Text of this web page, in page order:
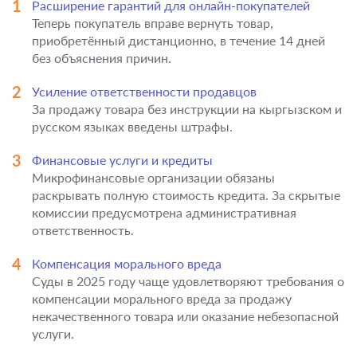
Расширение гарантий для онлайн-покупателей
Теперь покупатель вправе вернуть товар,
приобретённый дистанционно, в течение 14 дней
без объяснения причин.
Усиление ответственности продавцов
За продажу товара без инструкции на кыргызском и
русском языках введены штрафы.
Финансовые услуги и кредиты
Микрофинансовые организации обязаны
раскрывать полную стоимость кредита. За скрытые
комиссии предусмотрена административная
ответственность.
Компенсация морального вреда
Суды в 2025 году чаще удовлетворяют требования о
компенсации морального вреда за продажу
некачественного товара или оказание небезопасной
услуги.